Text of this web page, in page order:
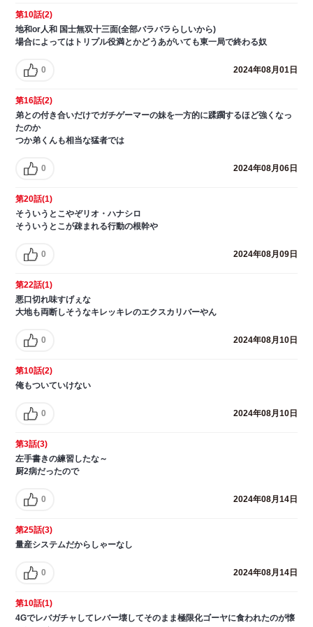
第10話(2)
地和or人和 国士無双十三面(全部バラバラらしいから)
場合によってはトリプル役満とかどうあがいても東一局で終わる奴
0 2024年08月01日
第16話(2)
弟との付き合いだけでガチゲーマーの妹を一方的に蹂躙するほど強くなっ
たのか
つか弟くんも相当な猛者では
0 2024年08月06日
第20話(1)
そういうとこやぞリオ・ハナシロ
そういうとこが疎まれる行動の根幹や
0 2024年08月09日
第22話(1)
悪口切れ味すげぇな
大地も両断しそうなキレッキレのエクスカリバーやん
0 2024年08月10日
第10話(2)
俺もついていけない
0 2024年08月10日
第3話(3)
左手書きの練習したな～
厨2病だったので
0 2024年08月14日
第25話(3)
量産システムだからしゃーなし
0 2024年08月14日
第10話(1)
4Gでレバガチャしてレバー壊してそのまま極限化ゴーヤに食われたのが懐